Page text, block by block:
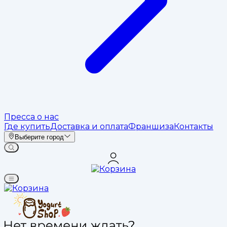
Пресса о нас
Где купитьДоставка и оплатаФраншизаКонтакты
Выберите город